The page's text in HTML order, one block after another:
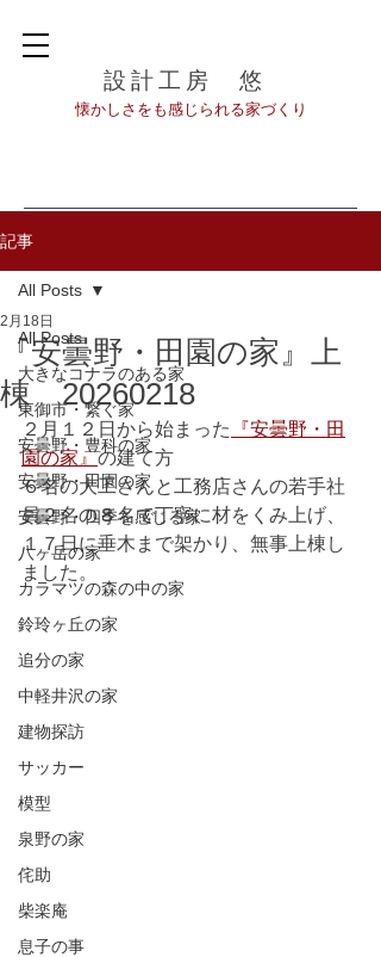
設計工房 悠
​懐かしさをも感じられる家づくり
記事
All Posts
大きなコナラのある家
東御市・繋ぐ家
安曇野・豊科の家
安曇野・田園の家
安曇野・四季を感じる家
八ヶ岳の家
カラマツの森の中の家
鈴玲ヶ丘の家
追分の家
中軽井沢の家
建物探訪
サッカー
模型
泉野の家
侘助
柴楽庵
息子の事
All Posts
『安曇野・田園の家』上
棟 20260218
2月18日
２月１２日から始まった
『安曇野・田
園の家』の建て方
６名の大工さんと工務店さんの若手社
員２名の８名で丁寧に材をくみ上げ、
１７日に垂木まで架かり、無事上棟し
ました。